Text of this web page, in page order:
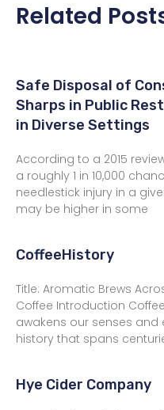
Related
Safe Disposal of
Sharps in Public
in Diverse Settings
According to a 2015
a roughly 1 in 10,000
needlestick injury in a
may be higher in some
CoffeeHistory
Title: Aromatic Brews
Coffee Introduction
awakens our senses and
history that spans
Hye Cider Company